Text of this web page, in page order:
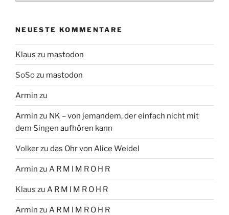
NEUESTE KOMMENTARE
Klaus zu mastodon
SoSozu mastodon
Armin zu
Armin zu NK – von jemandem, der einfach nicht mit
dem Singen aufhören kann
Volkerzu das Ohr von Alice Weidel
Armin zu A R M I M R O H R
Klaus zu A R M I M R O H R
Armin zu A R M I M R O H R